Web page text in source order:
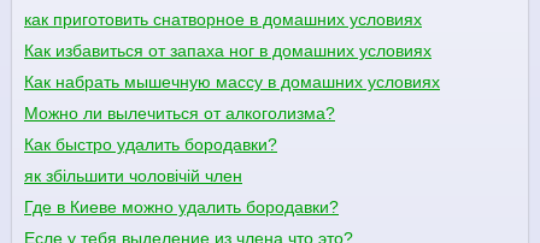
как приготовить снатворное в домашних условиях
Как избавиться от запаха ног в домашних условиях
Как набрать мышечную массу в домашних условиях
Можно ли вылечиться от алкоголизма?
Как быстро удалить бородавки?
як збільшити чоловічій член
Где в Киеве можно удалить бородавки?
Есле у тебя выделение из члена что это?